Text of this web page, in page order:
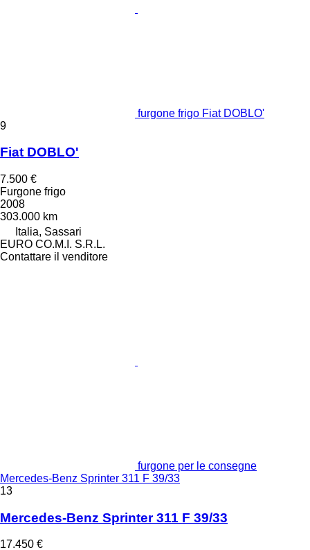
furgone frigo Fiat DOBLO'
9
Fiat DOBLO'
7.500 €
Furgone frigo
2008
303.000 km
Italia, Sassari
EURO CO.M.I. S.R.L.
Contattare il venditore
furgone per le consegne
Mercedes-Benz Sprinter 311 F 39/33
13
Mercedes-Benz Sprinter 311 F 39/33
17.450 €